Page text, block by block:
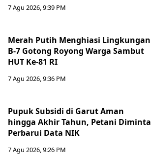
7 Agu 2026, 9:39 PM
Merah Putih Menghiasi Lingkungan
B-7 Gotong Royong Warga Sambut
HUT Ke-81 RI
7 Agu 2026, 9:36 PM
Pupuk Subsidi di Garut Aman
hingga Akhir Tahun, Petani Diminta
Perbarui Data NIK
7 Agu 2026, 9:26 PM